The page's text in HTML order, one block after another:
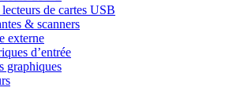
de cartes USB
& scanners
externe
d’entrée
graphiques